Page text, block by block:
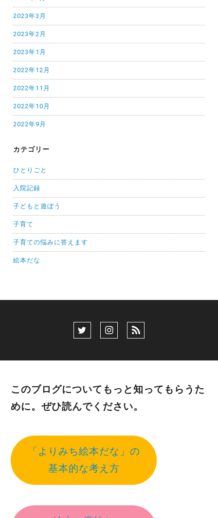
2023年3月
2023年2月
2023年1月
2022年12月
2022年11月
2022年10月
2022年9月
カテゴリー
ひとりごと
入院記録
子どもと遊ぼう
子育て
子育ての悩みに答えます
絵本だな
このブログについてもっと知ってもらうた
めに。ぜひ読んでください。
「よりみち絵本だな」の
基本的な考え方